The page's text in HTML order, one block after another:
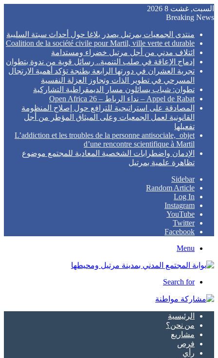
السبت, غشت 8 2026
Breaking News
منتدى الجمعيات بمرتيل يصدر بلاغا حول أحداث سبتة السليبة
Coalition de la société civile pour Martil, ville verte et durable
ائتلاف مدني من أجل مرتيل خضراء ومستدامة
إدماج الإعاقة في صلب التنمية.. رسائل قوية من ندوة بتطوان
تجربة العشران في دورتها الرابعة بطنجة تؤكد أهمية الارتجال
المسرحي في تطوير الذات وتجاوز العزلة النفسية
تطوان: شباب يسائلون مسار الديمقراطية التشاركية
Appel de Rabat – نداء الرباط – Open Africa 26
المصادقة على استراتيجية للترافع حول إصلاح المنظومة
القانونية لعمل الجمعيات وعلى الميثاق المؤطر من أجل
تفعيلها
L’addiction et les troubles de la personne antisociale, objet
d’une rencontre scientifique à Martil
الإدمان واضطرابات الشخصية المعادية للمجتمع موضوع
تظاهرة علمية بمرتيل
Sidebar
Random Article
Log In
Instagram
YouTube
Twitter
Facebook
Menu
Search for
الرئيسية
من نحن؟
مشاريع
فرص
رأي